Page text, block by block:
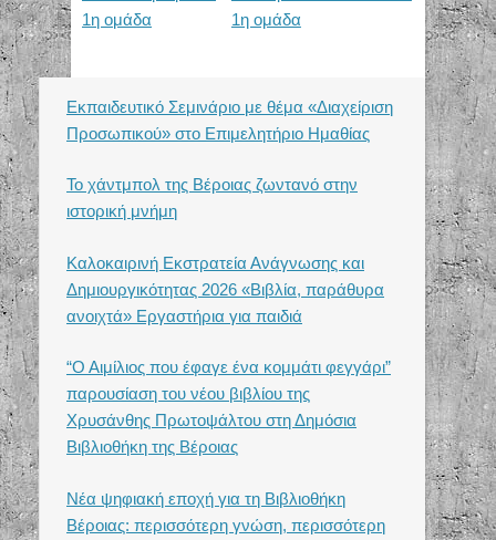
1η ομάδα
1η ομάδα
Εκπαιδευτικό Σεμινάριο με θέμα «Διαχείριση
Προσωπικού» στο Επιμελητήριο Ημαθίας
Το χάντμπολ της Βέροιας ζωντανό στην
ιστορική μνήμη
Καλοκαιρινή Εκστρατεία Ανάγνωσης και
Δημιουργικότητας 2026 «Βιβλία, παράθυρα
ανοιχτά» Εργαστήρια για παιδιά
“Ο Αιμίλιος που έφαγε ένα κομμάτι φεγγάρι”
παρουσίαση του νέου βιβλίου της
Χρυσάνθης Πρωτοψάλτου στη Δημόσια
Βιβλιοθήκη της Βέροιας
Νέα ψηφιακή εποχή για τη Βιβλιοθήκη
Βέροιας: περισσότερη γνώση, περισσότερη